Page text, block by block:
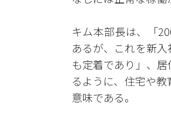
キム本部長は、「
あるが、これを新
も定着であり」、
るように、住宅や
意味である。